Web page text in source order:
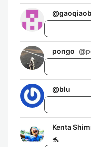
@
pongo @
@blu
Kenta
🐬